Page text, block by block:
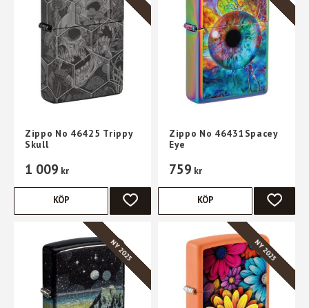
Zippo No 46425 Trippy
Skull
1 009 kr
LÄGG TILL I FAVORITER
KÖP
Zippo No 46431Spacey
Eye
759 kr
LÄGG
KÖP
NY 2025 NY 2025